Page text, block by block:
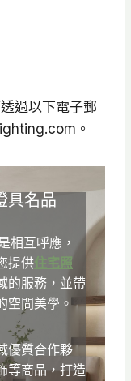
過以下電子郵
。
具名品
相互呼應，
提供住宅照
的服務，並帶
空間美學。
優質合作夥
等商品，打造